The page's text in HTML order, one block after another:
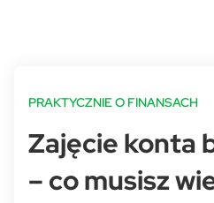
PRAKTYCZNIE O FINANSACH
Zajęcie konta
– co musisz